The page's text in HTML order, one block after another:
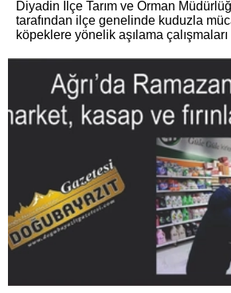
Diyadin İlçe Tarım ve Orman
tarafından ilçe genelinde kuduzla
köpeklere yönelik aşılama çalışmaları